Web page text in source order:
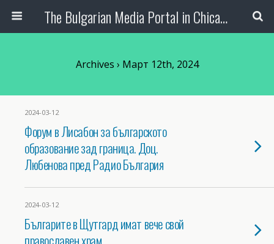
The Bulgarian Media Portal in Chicago
Archives › Март 12th, 2024
2024-03-12
Форум в Лисабон за българското
образование зад граница. Доц.
Любенова пред Радио България
2024-03-12
Българите в Щутгард имат вече свой
православен храм